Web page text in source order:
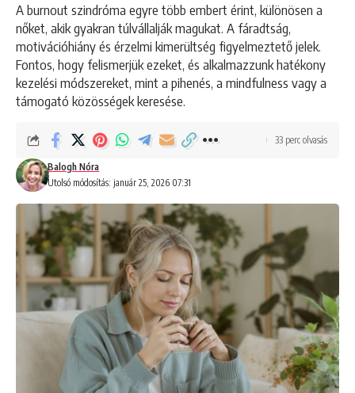
A burnout szindróma egyre több embert érint, különösen a
nőket, akik gyakran túlvállalják magukat. A fáradtság,
motivációhiány és érzelmi kimerültség figyelmeztető jelek.
Fontos, hogy felismerjük ezeket, és alkalmazzunk hatékony
kezelési módszereket, mint a pihenés, a mindfulness vagy a
támogató közösségek keresése.
Utolsó módosítás: január 25, 2026 07:31
Balogh Nóra
33 perc olvasás